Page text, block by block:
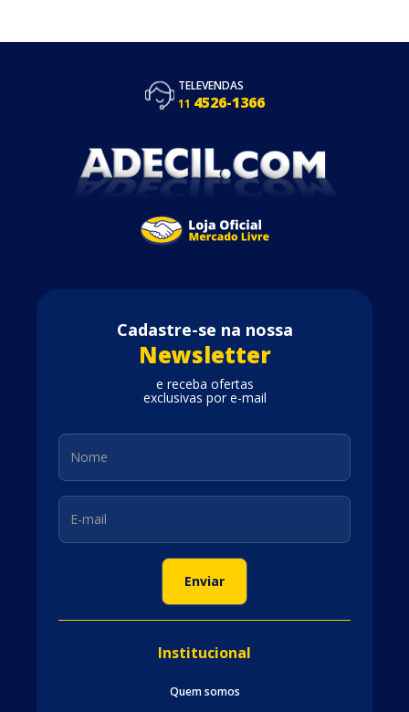
TELEVENDAS
11 4526-1366
Cadastre-se na nossa
Newsletter
e receba ofertas
exclusivas por e-mail
Institucional
Quem somos